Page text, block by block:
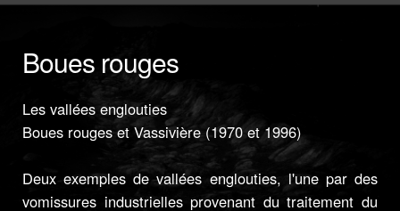
Boues rouges
Les vallées englouties
Boues rouges et Vassivière (1970 et 1996)
Deux exemples de vallées englouties, l'une par des
vomissures industrielles provenant du traitement du